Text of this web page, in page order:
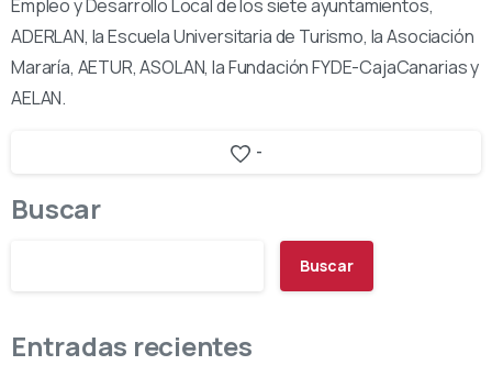
Empleo y Desarrollo Local de los siete ayuntamientos,
ADERLAN, la Escuela Universitaria de Turismo, la Asociación
Mararía, AETUR, ASOLAN, la Fundación FYDE-CajaCanarias y
AELAN.
-
Buscar
Buscar
Entradas recientes